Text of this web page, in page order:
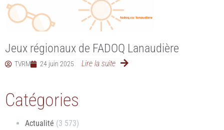
Jeux régionaux de FADOQ Lanaudière
TVRM 24 juin 2025 Lire la suite
Catégories
Actualité (3 573)